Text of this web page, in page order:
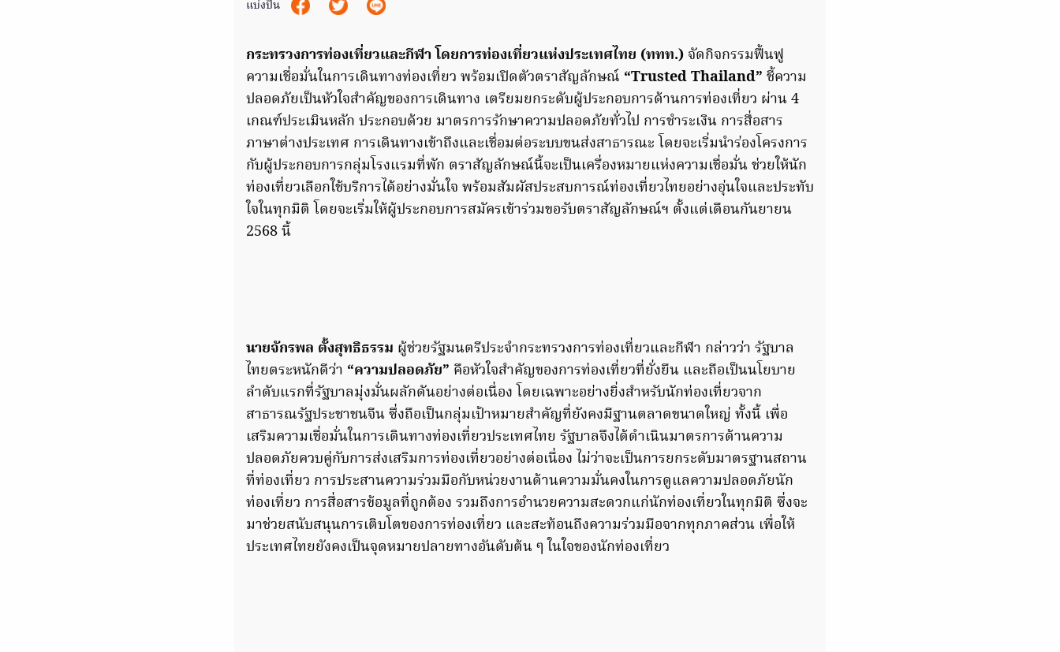
แบ่งปัน
กระทรวงการท่องเที่ยวและกีฬา โดยการท่องเที่ยวแห่งประเทศไทย (ททท.) จัดกิจกรรมฟื้นฟู
ความเชื่อมั่นในการเดินทางท่องเที่ยว พร้อมเปิดตัวตราสัญลักษณ์ “Trusted Thailand” ชี้ความ
ปลอดภัยเป็นหัวใจสำคัญของการเดินทาง เตรียมยกระดับผู้ประกอบการด้านการท่องเที่ยว ผ่าน 4
เกณฑ์ประเมินหลัก ประกอบด้วย มาตรการรักษาความปลอดภัยทั่วไป การชำระเงิน การสื่อสาร
ภาษาต่างประเทศ การเดินทางเข้าถึงและเชื่อมต่อระบบขนส่งสาธารณะ โดยจะเริ่มนำร่องโครงการ
กับผู้ประกอบการกลุ่มโรงแรมที่พัก ตราสัญลักษณ์นี้จะเป็นเครื่องหมายแห่งความเชื่อมั่น ช่วยให้นัก
ท่องเที่ยวเลือกใช้บริการได้อย่างมั่นใจ พร้อมสัมผัสประสบการณ์ท่องเที่ยวไทยอย่างอุ่นใจและประทับ
ใจในทุกมิติ โดยจะเริ่มให้ผู้ประกอบการสมัครเข้าร่วมขอรับตราสัญลักษณ์ฯ ตั้งแต่เดือนกันยายน
2568 นี้
นายจักรพล ตั้งสุทธิธรรม ผู้ช่วยรัฐมนตรีประจำกระทรวงการท่องเที่ยวและกีฬา กล่าวว่า รัฐบาล
ไทยตระหนักดีว่า “ความปลอดภัย” คือหัวใจสำคัญของการท่องเที่ยวที่ยั่งยืน และถือเป็นนโยบาย
ลำดับแรกที่รัฐบาลมุ่งมั่นผลักดันอย่างต่อเนื่อง โดยเฉพาะอย่างยิ่งสำหรับนักท่องเที่ยวจาก
สาธารณรัฐประชาชนจีน ซึ่งถือเป็นกลุ่มเป้าหมายสำคัญที่ยังคงมีฐานตลาดขนาดใหญ่ ทั้งนี้ เพื่อ
เสริมความเชื่อมั่นในการเดินทางท่องเที่ยวประเทศไทย รัฐบาลจึงได้ดำเนินมาตรการด้านความ
ปลอดภัยควบคู่กับการส่งเสริมการท่องเที่ยวอย่างต่อเนื่อง ไม่ว่าจะเป็นการยกระดับมาตรฐานสถาน
ที่ท่องเที่ยว การประสานความร่วมมือกับหน่วยงานด้านความมั่นคงในการดูแลความปลอดภัยนัก
ท่องเที่ยว การสื่อสารข้อมูลที่ถูกต้อง รวมถึงการอำนวยความสะดวกแก่นักท่องเที่ยวในทุกมิติ ซึ่งจะ
มาช่วยสนับสนุนการเติบโตของการท่องเที่ยว และสะท้อนถึงความร่วมมือจากทุกภาคส่วน เพื่อให้
ประเทศไทยยังคงเป็นจุดหมายปลายทางอันดับต้น ๆ ในใจของนักท่องเที่ยว